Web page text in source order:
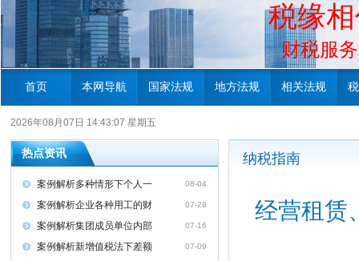
税缘
财税服
首页 本网导航 国家法规 地方法规 相关法规
2026年08月07日 14:43:07 星期五
热点资讯
案例解析多种情形下个人一 08-04
案例解析企业各种用工的财 07-28
案例解析集团成员单位内部 07-16
案例解析新增值税法下差额 07-09
纳税指南
经营租赁